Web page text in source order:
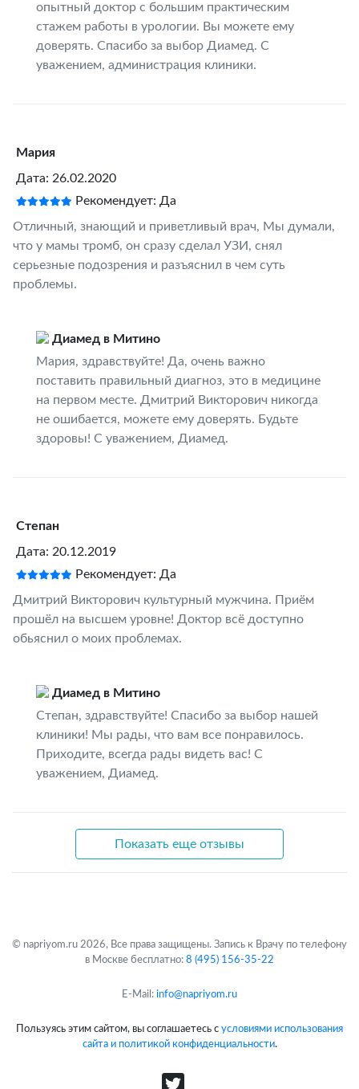
опытный доктор с большим практическим
стажем работы в урологии. Вы можете ему
доверять. Спасибо за выбор Диамед. С
уважением, администрация клиники.
Мария
Дата: 26.02.2020
Рекомендует: Да
Отличный, знающий и приветливый врач, Мы думали,
что у мамы тромб, он сразу сделал УЗИ, снял
серьезные подозрения и разъяснил в чем суть
проблемы.
Диамед в Митино
Мария, здравствуйте! Да, очень важно
поставить правильный диагноз, это в медицине
на первом месте. Дмитрий Викторович никогда
не ошибается, можете ему доверять. Будьте
здоровы! С уважением, Диамед.
Степан
Дата: 20.12.2019
Рекомендует: Да
Дмитрий Викторович культурный мужчина. Приём
прошёл на высшем уровне! Доктор всё доступно
обьяснил о моих проблемах.
Диамед в Митино
Степан, здравствуйте! Спасибо за выбор нашей
клиники! Мы рады, что вам все понравилось.
Приходите, всегда рады видеть вас! С
уважением, Диамед.
Показать еще отзывы
© napriyom.ru 2026, Все права защищены. Запись к Врачу по телефону
в Москве бесплатно: 8 (495) 156-35-22
E-Mail: info@napriyom.ru
Пользуясь этим сайтом, вы соглашаетесь с условиями использования
сайта и политикой конфиденциальности.